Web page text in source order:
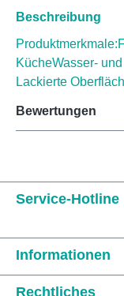
Beschreibung
KücheWasser-
Lackierte
Bewertungen
Service-Hotline
Informationen
Rechtliches